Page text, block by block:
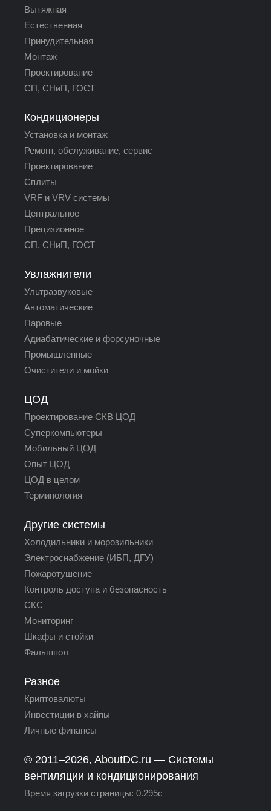
Вытяжная
Естественная
Принудительная
Монтаж
Проектирование
СП, СНиП, ГОСТ
Кондиционеры
Установка и монтаж
Ремонт, обслуживание, сервис
Проектирование
Сплиты
VRF и VRV системы
Центральное
Прецизионное
СП, СНиП, ГОСТ
Увлажнители
Ультразвуковые
Автоматические
Паровые
Адиабатические и форсуночные
Промышленные
Очистители и мойки
ЦОД
Проектирование СКВ ЦОД
Суперкомпьютеры
Мобильный ЦОД
Опыт ЦОД
ЦОД в целом
Терминология
Другие системы
Холодильники и морозильники
Электроснабжение (ИБП, ДГУ)
Пожаротушение
Контроль доступа и безопасность
СКС
Мониторинг
Шкафы и стойки
Фальшпол
Разное
Криптовалюты
Инвестиции в хайпы
Личные финансы
© 2011–2026, AboutDC.ru — Системы
вентиляции и кондиционирования
Время загрузки страницы: 0.295c